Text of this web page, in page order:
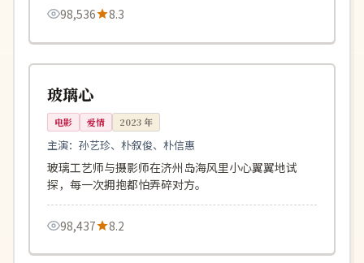
98,536 8.3
韩国
连载中 116分钟
玻璃心
电影 爱情 2023年
主演：孙艺珍、朴叙俊、朴信惠
玻璃工艺师与摄影师在济州岛海风里小心翼翼地试
探，每一次拥抱都怕弄碎对方。
98,437 8.2
高分 166分钟